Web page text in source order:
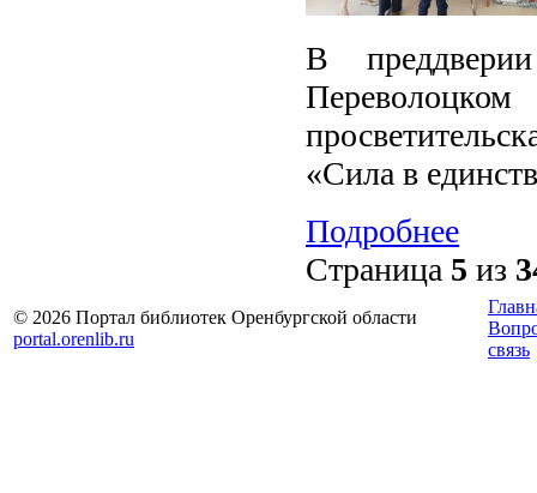
В
Переволоцком
«Сила в
Подробнее
Страница 5 из
© 2026 Портал библиотек Оренбургской области
portal.orenlib.ru
связь